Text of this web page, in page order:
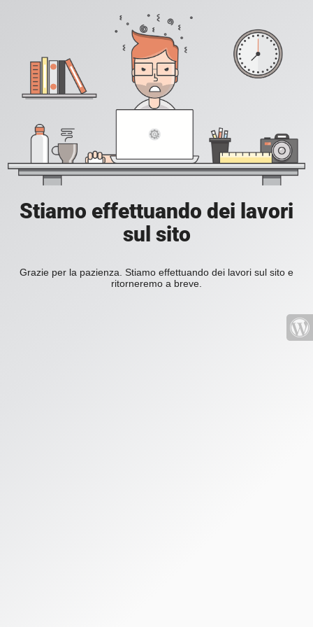
Stiamo effettuando dei lavori
sul sito
Grazie per la pazienza. Stiamo effettuando dei lavori sul sito e
ritorneremo a breve.